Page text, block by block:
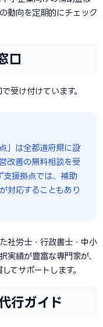
動向を定期的にチェック
口
受け付けています。
」は全都道府県に設
改善の無料相談を受
支援拠点では、補助
対応することもあり
社労士・行政書士・中小
実績が豊富な専門家が、
てサポートします。
行ガイド